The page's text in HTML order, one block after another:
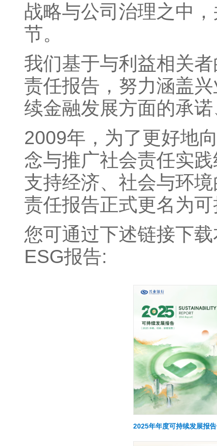
战略与公司治理之中
节。
我们基于与利益相关
责任报告，努力涵盖
续金融发展方面的承
2009年，为了更好地
念与推广社会责任实
支持经济、社会与环
责任报告正式更名为
您可通过下述链接下
ESG报告:
2025年年度可持续发展报告